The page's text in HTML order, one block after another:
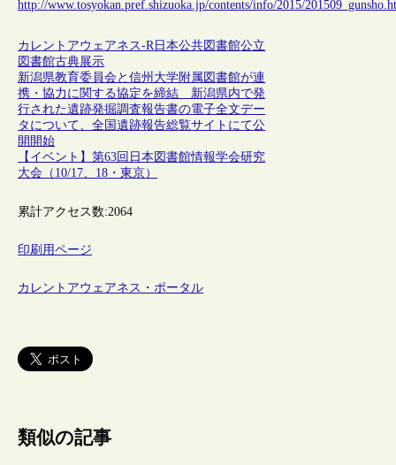
http://www.tosyokan.pref.shizuoka.jp/contents/info/2015/
カレントアウェアネス-R日本公共図書館公立
図書館古典展示
新潟県教育委員会と信州大学附属図書館が連
携・協力に関する協定を締結 新潟県内で発
行された遺跡発掘調査報告書の電子全文デー
タについて、全国遺跡報告総覧サイトにて公
開開始
【イベント】第63回日本図書館情報学会研究
大会（10/17、18・東京）
累計アクセス数:2064
印刷用ページ
カレントアウェアネス・ポータル
類似の記事